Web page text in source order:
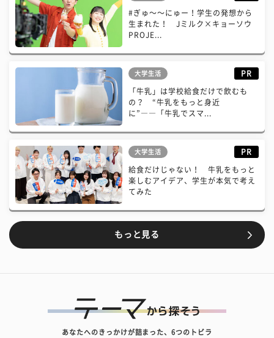
#ぎゅ〜〜にゅー！学生の発想から
生まれた！ Jミルク×キョーソウ
PROJE...
大学生活 PR
「牛乳」は学校給食だけで飲むも
の？ “牛乳をもっと身近
に”――「牛乳でスマ...
大学生活 PR
給食だけじゃない！ 牛乳をもっと
楽しむアイデア、学生が本気で考え
てみた
もっと見る
あなたへのきっかけが詰まった、6つのトビラ